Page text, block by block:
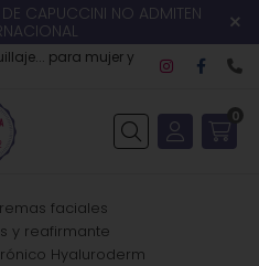
CAPUCCINI NO ADMITEN
para mujer y
Buscar
0
faciales
y reafirmante
Hyaluroderm